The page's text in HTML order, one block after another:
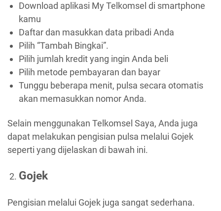
Download aplikasi My Telkomsel di smartphone
kamu
Daftar dan masukkan data pribadi Anda
Pilih “Tambah Bingkai”.
Pilih jumlah kredit yang ingin Anda beli
Pilih metode pembayaran dan bayar
Tunggu beberapa menit, pulsa secara otomatis
akan memasukkan nomor Anda.
Selain menggunakan Telkomsel Saya, Anda juga
dapat melakukan pengisian pulsa melalui Gojek
seperti yang dijelaskan di bawah ini.
Gojek
Pengisian melalui Gojek juga sangat sederhana.